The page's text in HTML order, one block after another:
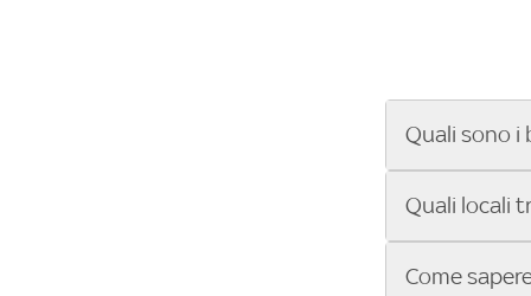
Quali sono i
Se cerchi un
ENILIVE, la
Sky Bar ti
Quali locali
Vuoi sapere
Come